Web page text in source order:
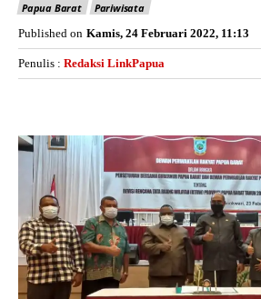
Papua Barat
Pariwisata
Published on Kamis, 24 Februari 2022, 11:13
Penulis : Redaksi LinkPapua